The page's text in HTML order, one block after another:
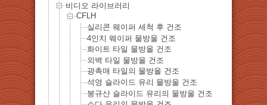
비디오 라이브러리
CFLH
실리콘 웨이퍼 세척 후 건조
4인치 웨이퍼 물방울 건조
화이트 타일 물방울 건조
외벽 타일 물방울 건조
광촉매 타일의 물방울 건조
석영 슬라이드 유리 물방울 건조
붕규산 슬라이드 유리의 물방울 건조